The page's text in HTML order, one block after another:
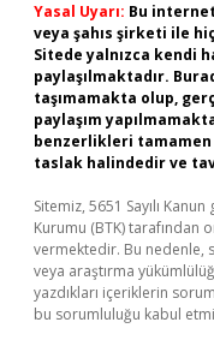
Yasal Uyarı: Bu
veya şahıs şirketi ile
Sitede yalnızca kendi
paylaşılmaktadır.
taşımamakta olup,
paylaşım
benzerlikleri
taslak halindedir ve
Sitemiz, 5651 Sayılı
Kurumu (BTK) tarafından
vermektedir. Bu nedenle,
veya araştırma
yazdıkları içeriklerin
bu sorumluluğu kabul